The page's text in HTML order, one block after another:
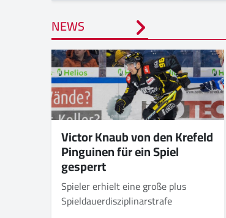
NEWS
Victor Knaub von den Krefeld
Pinguinen für ein Spiel
gesperrt
Spieler erhielt eine große plus
Spieldauerdisziplinarstrafe